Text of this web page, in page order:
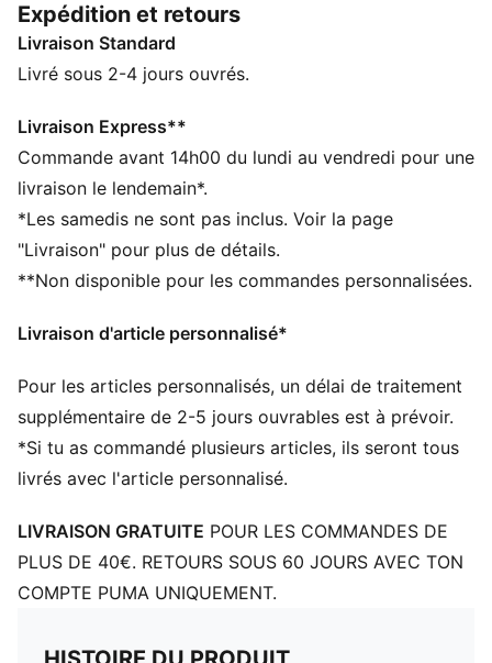
passer à l’action. Ton compagnon d'entraînement
n'attend plus que toi !
DÉTAILS
bidirectionnelle
Compartiment avant zippé
Poche latérale zippée
Bandoulière réglable
Dimensions : 44 cm (l) / 25,5 cm (P) / 20,5 cm (H)
Volume : 21 L
Expédition et retours
Livraison Standard
Livré sous 2-4 jours ouvrés.
Livraison Express**
Commande avant 14h00 du lundi au vendredi pour une
livraison le lendemain*.
*Les samedis ne sont pas inclus. Voir la page
"Livraison" pour plus de détails.
**Non disponible pour les commandes personnalisées.
Livraison d'article personnalisé*
Pour les articles personnalisés, un délai de traitement
supplémentaire de 2-5 jours ouvrables est à prévoir.
*Si tu as commandé plusieurs articles, ils seront tous
livrés avec l'article personnalisé.
LIVRAISON GRATUITE POUR LES COMMANDES DE
PLUS DE 40€. RETOURS SOUS 60 JOURS AVEC TON
COMPTE PUMA UNIQUEMENT.